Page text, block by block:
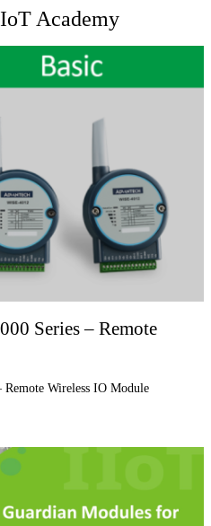
Academy
Series – Remote
Wireless IO Module